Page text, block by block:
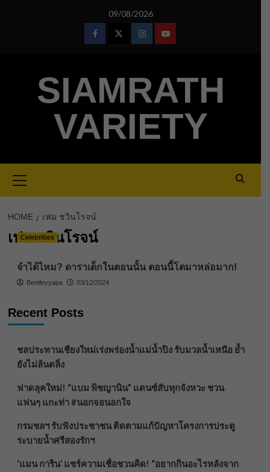
09/08/2026
FacebookTwitterInstagramYoutube
SIAMRATH
VARIETY
Menu
HOME เฟม ชวินโรจน์
เฟม ชวินโรจน์
Celebrities
จำได้ไหม? ดาราเด็กในตอนนั้น ตอนนี้โตมาหล่อมาก!
Bentleyyapa 03/12/2024
Recent Posts
ชลประทานเชียงใหม่เร่งพร่องน้ำแม่น้ำปิง รับมวลน้ำเหนือ ย้ำ
ยังไม่ล้นตลิ่ง
ฟาดลุคใหม่! “แบม พิชญานิน” แดนซ์สับทุกจังหวะ ชวน
แฟนๆ แกะท่า #นอกจอนอกใจ
กรมชลฯ รับฟังประชาชน ติดตามแก้ปัญหาโครงการประตู
ระบายน้ำศรีสองรักฯ
‘แมน การิน’ แชร์ความเชื่อชวนคิด! “อยากกินอะไรหลังจาก